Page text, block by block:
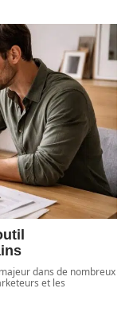
dans de nombreux
et les